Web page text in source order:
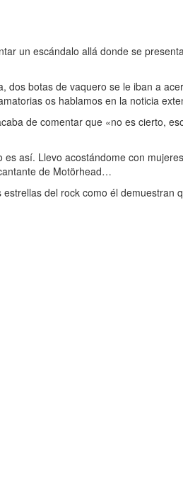
un escándalo allá donde se
botas de vaquero se le iban a
os hablamos en la noticia
de comentar que «no es cierto,
así. Llevo acostándome con
de Motörhead…
del rock como él